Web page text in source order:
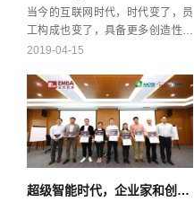
当今的互联网时代，时代变了，员
工构成也变了，具备更多创造性劳
动的工作性质也变了，所以，仅仅
要吗？这几天，“996”成为网议热
点。所谓“996”，指的是上班时间从
早9点到晚9点，一周6天。网友用
这三个数字来泛指企业要求员工经
常性加班，以致于将身体弄垮，导
房）”。对于“996”，老板大多赞
2019-04-15
超级智能时代，企业家和创业者如何为自己增值 | 营员感悟